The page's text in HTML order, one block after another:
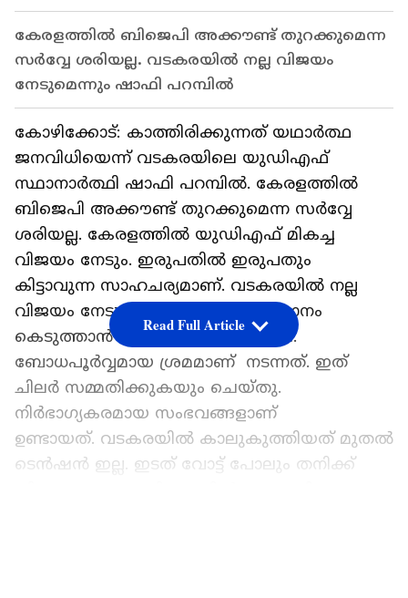
കേരളത്തിൽ ബിജെപി അക്കൗണ്ട് തുറക്കുമെന്ന
സർവ്വേ ശരിയല്ല. വടകരയിൽ നല്ല വിജയം
നേടുമെന്നും ഷാഫി പറമ്പിൽ
കോഴിക്കോട്: കാത്തിരിക്കുന്നത് യഥാർത്ഥ
ജനവിധിയെന്ന് വടകരയിലെ യുഡിഎഫ്
സ്ഥാനാർത്ഥി ഷാഫി പറമ്പിൽ. കേരളത്തിൽ
ബിജെപി അക്കൗണ്ട് തുറക്കുമെന്ന സർവ്വേ
ശരിയല്ല. കേരളത്തിൽ യുഡിഎഫ് മികച്ച
വിജയം നേടും. ഇരുപതിൽ ഇരുപതും
കിട്ടാവുന്ന സാഹചര്യമാണ്. വടകരയിൽ നല്ല
വിജയം നേടും. വടകരയിൽ സമാധാനം
കെടുത്താൻ വ്യാജ സൃഷ്ടി ഉണ്ടായി.
ബോധപൂർവ്വമായ ശ്രമമാണ് നടന്നത്. ഇത്
ചിലർ സമ്മതിക്കുകയും ചെയ്തു.
നിർഭാഗ്യകരമായ സംഭവങ്ങളാണ്
ഉണ്ടായത്. വടകരയിൽ കാലുകുത്തിയത് മുതൽ
ടെൻഷൻ ഇല്ല. ഇടത് വോട്ട് പോലും തനിക്ക്
Read Full Article